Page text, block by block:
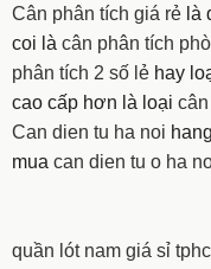
Cân phân tích giá rẻ là
coi là cân phân tích
phân tích 2 số lẻ hay
cao cấp hơn là loại
Can dien tu ha noi
mua can dien tu o ha
quần lót nam giá sỉ